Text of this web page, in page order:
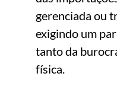
gerenciada ou
exigindo um
tanto da
física.